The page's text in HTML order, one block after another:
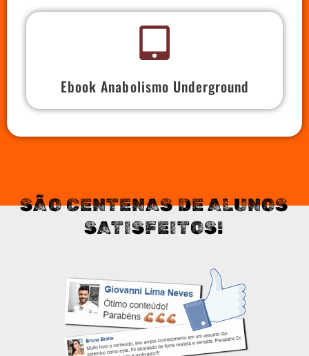
Ebook Anabolismo Underground
SÃO CENTENAS DE ALUNOS
SATISFEITOS!